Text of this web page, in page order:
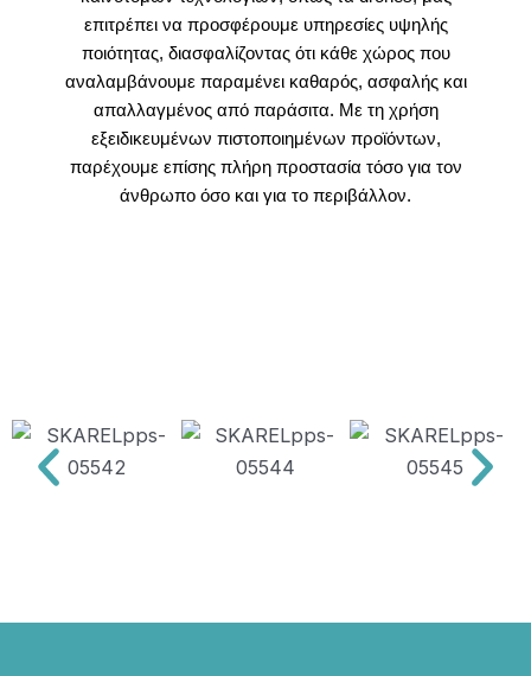
επιτρέπει να προσφέρουμε υπηρεσίες υψηλής
ποιότητας, διασφαλίζοντας ότι κάθε χώρος που
αναλαμβάνουμε παραμένει καθαρός, ασφαλής και
απαλλαγμένος από παράσιτα. Με τη χρήση
εξειδικευμένων πιστοποιημένων προϊόντων,
παρέχουμε επίσης πλήρη προστασία τόσο για τον
άνθρωπο όσο και για το περιβάλλον.